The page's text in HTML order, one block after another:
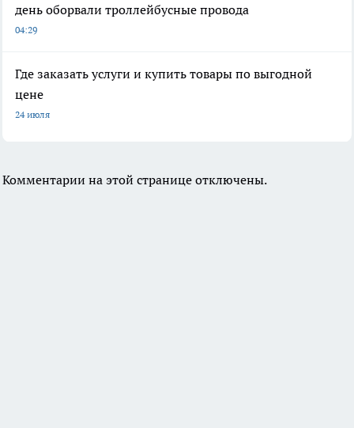
день оборвали троллейбусные провода
04:29
Где заказать услуги и купить товары по выгодной
цене
24 июля
Комментарии на этой странице отключены.